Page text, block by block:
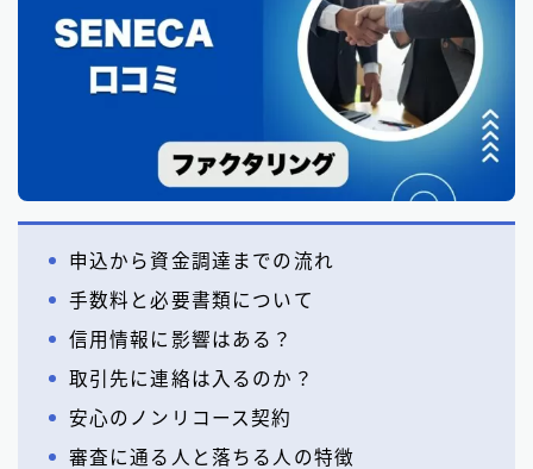
申込から資金調達までの流れ
手数料と必要書類について
信用情報に影響はある？
取引先に連絡は入るのか？
安心のノンリコース契約
審査に通る人と落ちる人の特徴